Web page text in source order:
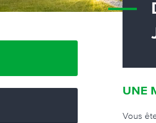
UNE
Vous